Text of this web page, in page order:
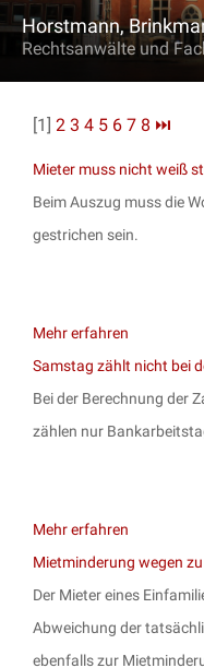
Horstmann,
Rechtsanwälte und
[1] 2 3 4 5 6 7 8 ⏭
Mieter muss nicht weiß
Beim Auszug muss die
gestrichen sein.
Mehr erfahren
Samstag zählt nicht bei
Bei der Berechnung der
zählen nur
Mehr erfahren
Mietminderung wegen
Der Mieter eines
Abweichung der
ebenfalls zur